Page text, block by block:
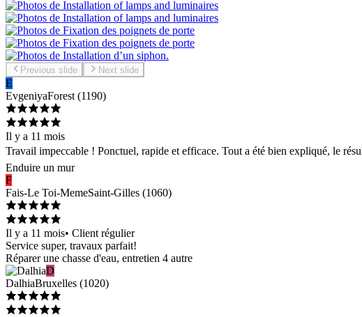
Previous slide Next slide
E
EvgeniyaForest (1190)
Il y a 11 mois
Travail impeccable ! Ponctuel, rapide et efficace. Tout a été bien expliqué, le
Enduire un mur
F
Fais-Le Toi-MemeSaint-Gilles (1060)
Il y a 11 mois• Client régulier
Service super, travaux parfait!
Réparer une chasse d'eau, entretien 4 autre
D
DalhiaBruxelles (1020)